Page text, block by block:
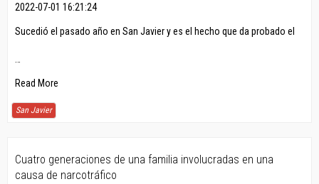
2022-07-01 16:21:24
Sucedió el pasado año en San Javier y es el hecho que da probado el
Read More
San Javier
Cuatro generaciones de una familia involucradas en una
causa de narcotráfico